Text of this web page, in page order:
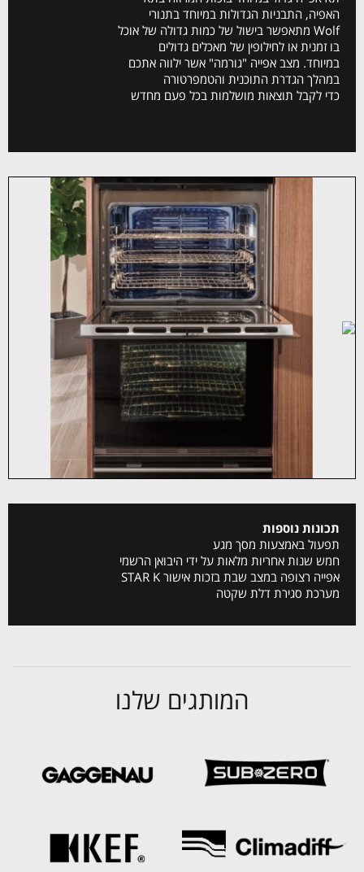
האפיה, התבניות הגדולות במיוחד בתנורי
Wolf מתאפשר בישול של כמות גדולה של אוכל
בו זמנית או לחילופין של מאכלים גדולים
במיוחד. מצב אפייה "גורמה" אשר ילווה אתכם
במהלך הגדרת התוכנית והטמפרטורה
כדי לקבל תוצאות מושלמות בכל פעם מחדש
תכונות נוספות
תפעול באמצעות מסך מגע
חמש שנות אחריות מלאות על ידי היבואן הרשמי
אפייה רצופה במצב שבת בזכות אישור STAR K
מערכת סגירת דלת שקטה
המותגים שלנו